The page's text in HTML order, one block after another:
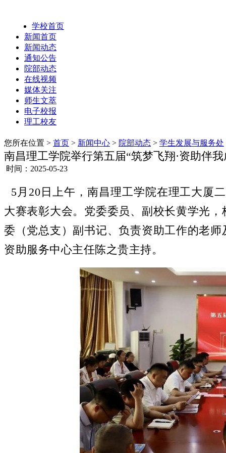
学校首页
新闻首页
新闻动态
通知公告
院部动态
在线视频
媒体关注
师生文萃
电子校报
理工校友
您所在位置 > 首页 > 新闻中心 > 院部动态 > 学生发展与服务处
南昌理工学院举行第五届“筑梦飞翔·资助伴
时间：2025-05-23
5月20日上午，南昌理工学院在理工大厦
大赛表彰大会。党委委员、副校长黄学光
委（党总支）副书记、负责资助工作的老
资助服务中心主任陈之贵主持。